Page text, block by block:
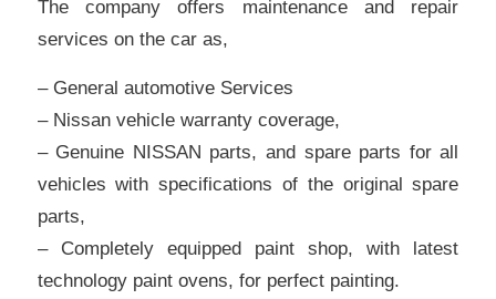
The company offers maintenance and repair
services on the car as,
– General automotive Services
– Nissan vehicle warranty coverage,
– Genuine NISSAN parts, and spare parts for all
vehicles with specifications of the original spare
parts,
– Completely equipped paint shop, with latest
technology paint ovens, for perfect painting.